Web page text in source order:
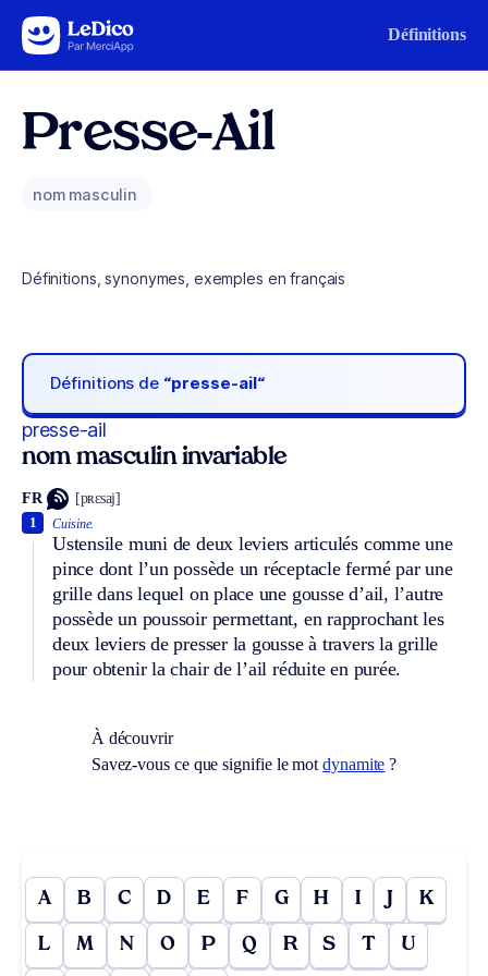
Aller au contenu Définitions
Presse-Ail
nom masculin
Définitions, synonymes, exemples en français
Définitions de “presse-ail“
presse-ail
nom masculin invariable
FR [pʀɛsaj]
Cuisine.
Ustensile muni de deux leviers articulés comme une
pince dont l’un possède un réceptacle fermé par une
grille dans lequel on place une gousse d’ail, l’autre
possède un poussoir permettant, en rapprochant les
deux leviers de presser la gousse à travers la grille
pour obtenir la chair de l’ail réduite en purée.
1
À découvrir
Savez-vous ce que signifie le motdynamite ?
A B C D E F G H I J K
L M N O P Q R S T U